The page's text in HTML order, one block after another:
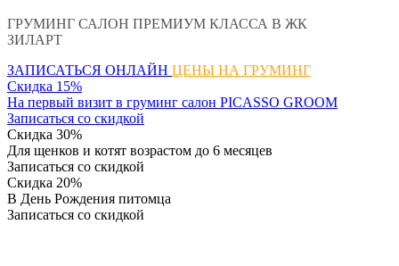
ГРУМИНГ САЛОН ПРЕМИУМ КЛАССА В ЖК
ЗИЛАРТ
ЗАПИСАТЬСЯ ОНЛАЙН ЦЕНЫ НА ГРУМИНГ
Скидка 15%
На первый визит в груминг салон PICASSO GROOM
Записаться со скидкой
Скидка 30%
Для щенков и котят возрастом до 6 месяцев
Записаться со скидкой
Скидка 20%
В День Рождения питомца
Записаться со скидкой